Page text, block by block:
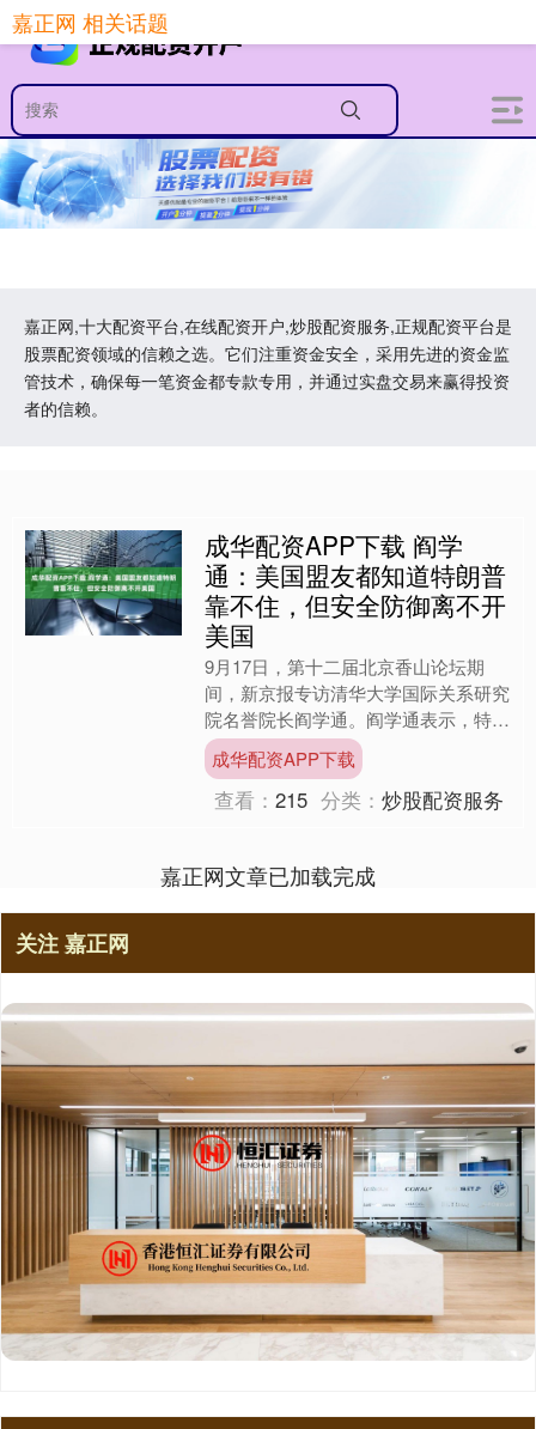
嘉正网,十大配资平台,在线配资开户,炒股配资服务,正规配资平台是
股票配资领域的信赖之选。它们注重资金安全，采用先进的资金监
管技术，确保每一笔资金都专款专用，并通过实盘交易来赢得投资
者的信赖。
嘉正网 相关话题
成华配资APP下载 阎学
通：美国盟友都知道特朗普
靠不住，但安全防御离不开
美国
9月17日，第十二届北京香山论坛期
间，新京报专访清华大学国际关系研究
院名誉院长阎学通。阎学通表示，特朗
普再次上台，盟友都心知肚明特朗
普“不可信”，但迫于安全依赖....
成华配资APP下载
查看：215 分类：炒股配资服务
嘉正网文章已加载完成
关注 嘉正网